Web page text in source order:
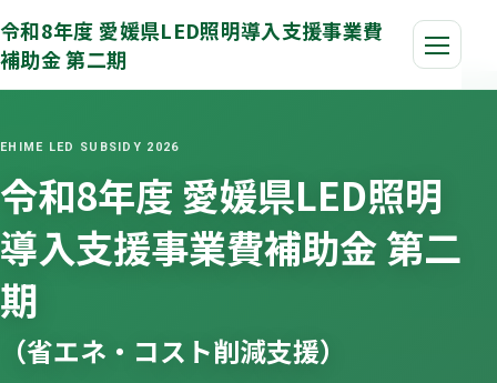
令和8年度 愛媛県LED照明導入支援事業費
補助金 第二期
EHIME LED SUBSIDY 2026
令和8年度 愛媛県LED照明
導入支援事業費補助金 第二
期
（省エネ・コスト削減支援）